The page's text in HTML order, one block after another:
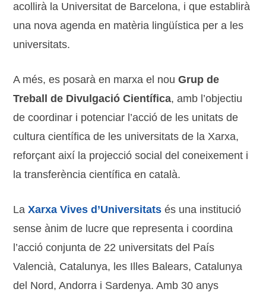
acollirà la Universitat de Barcelona, i que establirà
una nova agenda en matèria lingüística per a les
universitats.
A més, es posarà en marxa el nouGrup de
Treball de Divulgació Científica, amb l’objectiu
de coordinar i potenciar l’acció de les unitats de
cultura científica de les universitats de la Xarxa,
reforçant així la projecció social del coneixement i
la transferència científica en català.
LaXarxa Vives d’Universitats és una institució
sense ànim de lucre que representa i coordina
l’acció conjunta de 22 universitats del País
Valencià, Catalunya, les Illes Balears, Catalunya
del Nord, Andorra i Sardenya. Amb 30 anys